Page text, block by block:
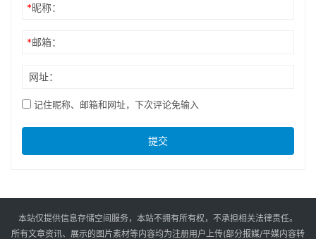
*昵称：
*邮箱：
网址：
记住昵称、邮箱和网址，下次评论免输入
提交
本站仅提供信息存储空间服务，本站不拥有所有权，不承担相关法律责任。
所有文章资讯、展示的图片素材等内容均为注册用户上传(部分报媒/平媒内容转